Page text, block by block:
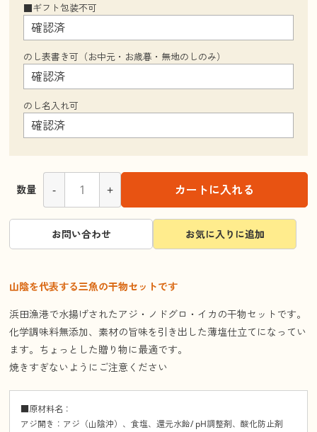
■ギフト包装不可
のし表書き可（お中元・お歳暮・無地のしのみ）
のし名入れ可
数量 - + カートに入れる
お問い合わせ お気に入りに追加
山陰を代表する三魚の干物セットです
浜田漁港で水揚げされたアジ・ノドグロ・イカの干物セットです。
化学調味料無添加、素材の旨味を引き出した薄塩仕立てになってい
ます。ちょっとした贈り物に最適です。
焼きすぎないようにご注意ください
■原材料名：
アジ開き：アジ（山陰沖）、食塩、還元水飴/ pH調整剤、酸化防止剤